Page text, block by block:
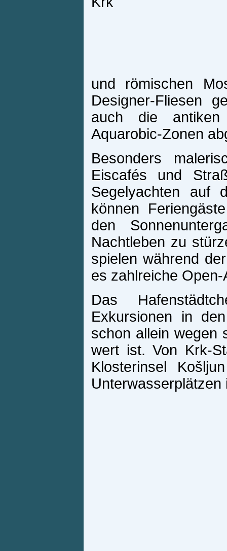
und römischen
Designer-Fliesen
auch die antiken
Aquarobic-Zonen
Besonders
Eiscafés und
Segelyachten auf
können
den
Nachtleben zu
spielen während
es zahlreiche
Das
Exkursionen in
schon allein wegen
wert ist. Von Krk-
Klosterinsel
Unterwasserplätzen